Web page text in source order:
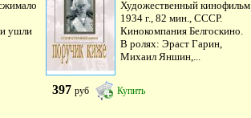
ушли
Художественный кинофильм
1934 г., 82 мин., СССР.
Кинокомпания Белгоскино.
В ролях: Эраст Гарин,
Михаил Яншин,...
397руб Купить